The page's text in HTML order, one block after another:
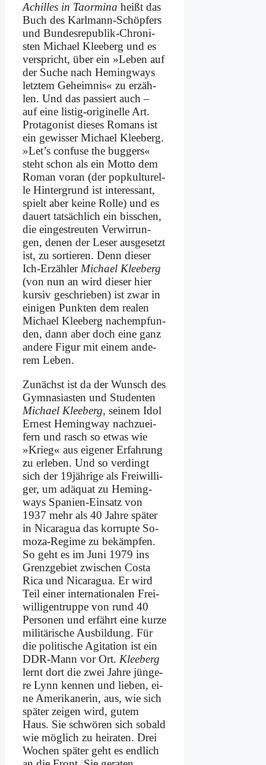
Achil­les in Ta­or­mi­na heißt das
Buch des Karl­mann-Schöp­fers
und Bun­des­re­pu­blik-Chro­ni­
sten Mi­cha­el Klee­berg und es
ver­spricht, über ein »Le­ben auf
der Su­che nach He­ming­ways
letz­tem Ge­heim­nis« zu er­zäh­
len. Und das pas­siert auch –
auf ei­ne li­stig-ori­gi­nel­le Art.
Prot­ago­nist die­ses Ro­mans ist
ein ge­wis­ser Mi­cha­el Klee­berg.
»Let’s con­fu­se the bug­gers«
steht schon als ein Mot­to dem
Ro­man vor­an (der pop­kul­tu­rel­
le Hin­ter­grund ist in­ter­es­sant,
spielt aber kei­ne Rol­le) und es
dau­ert tat­säch­lich ein biss­chen,
die ein­ge­streu­ten Ver­wir­run­
gen, de­nen der Le­ser aus­ge­setzt
ist, zu sor­tie­ren. Denn die­ser
Ich-Er­zäh­lerMi­cha­el Klee­berg
(von nun an wird die­ser hier
kur­siv ge­schrie­ben) ist zwar in
ei­ni­gen Punk­ten dem rea­len
Mi­cha­el Klee­berg nach­emp­fun­
den, dann aber doch ei­ne ganz
an­de­re Fi­gur mit ei­nem an­de­
rem Le­ben.
Zu­nächst ist da der Wunsch des
Gym­na­sia­sten und Stu­den­ten
Mi­cha­el Klee­berg, sei­nem Idol
Er­nest He­ming­way nach­zu­ei­
fern und rasch so et­was wie
»Krieg« aus ei­ge­ner Er­fah­rung
zu er­le­ben. Und so ver­dingt
sich der 19jährige als Frei­wil­li­
ger, um ad­äquat zu He­ming­
ways Spa­ni­en-Ein­satz von
1937 mehr als 40 Jah­re spä­ter
in Ni­ca­ra­gua das kor­rup­te So­
mo­za-Re­gime zu be­kämp­fen.
So geht es im Ju­ni 1979 ins
Grenz­ge­biet zwi­schen Co­sta
Ri­ca und Ni­ca­ra­gua. Er wird
Teil ei­ner in­ter­na­tio­na­len Frei­
wil­li­gen­trup­pe von rund 40
Per­so­nen und er­fährt ei­ne kur­ze
mi­li­tä­ri­sche Aus­bil­dung. Für
die po­li­ti­sche Agi­ta­ti­on ist ein
DDR-Mann vor Ort. Klee­berg
lernt dort die zwei Jah­re jün­ge­
re Lynn ken­nen und lie­ben, ei­
ne Ame­ri­ka­ne­rin, aus, wie sich
spä­ter zei­gen wird, gu­tem
Haus. Sie schwö­ren sich so­bald
wie mög­lich zu hei­ra­ten. Drei
Wo­chen spä­ter geht es end­lich